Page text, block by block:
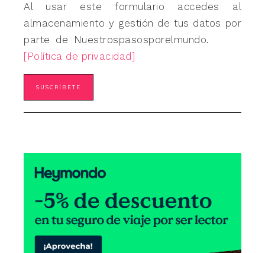
Al usar este formulario accedes al
almacenamiento y gestión de tus datos por
parte de Nuestrospasosporelmundo.
[Política de privacidad]